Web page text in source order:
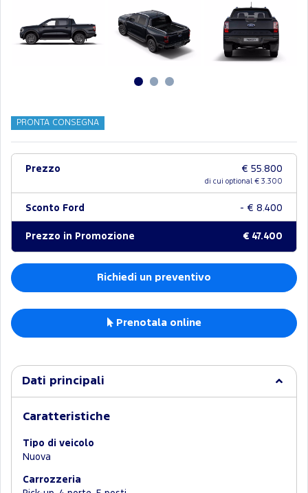
PRONTA CONSEGNA
Prezzo € 55.800
di cui optional € 3.300
Sconto Ford - € 8.400
Prezzo in Promozione € 47.400
Richiedi un preventivo
Prenotala online
Dati principali
Caratteristiche
Tipo di veicolo
Nuova
Carrozzeria